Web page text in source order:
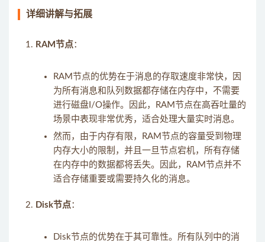
详细讲解与拓展
RAM节点：
RAM节点的优势在于消息的存取速度非常快，因
为所有消息和队列数据都存储在内存中，不需要
进行磁盘I/O操作。因此，RAM节点在高吞吐量的
场景中表现非常优秀，适合处理大量实时消息。
然而，由于内存有限，RAM节点的容量受到物理
内存大小的限制，并且一旦节点宕机，所有存储
在内存中的数据都将丢失。因此，RAM节点并不
适合存储重要或需要持久化的消息。
Disk节点：
Disk节点的优势在于其可靠性。所有队列中的消